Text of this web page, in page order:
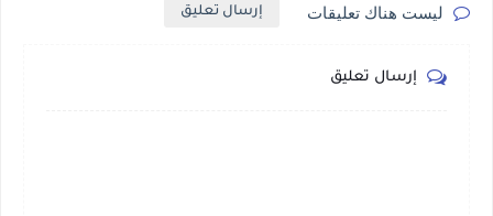
ليست هناك تعليقات إرسال تعليق
إرسال تعليق